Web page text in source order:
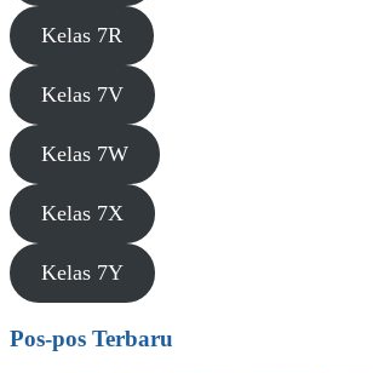
Kelas 7R
Kelas 7V
Kelas 7W
Kelas 7X
Kelas 7Y
Pos-pos Terbaru